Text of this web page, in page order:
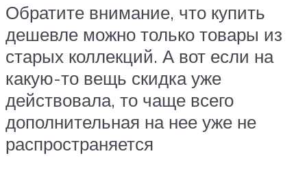
Обратите внимание, что купить
дешевле можно только товары из
старых коллекций. А вот если на
какую-то вещь скидка уже
действовала, то чаще всего
дополнительная на нее уже не
распространяется